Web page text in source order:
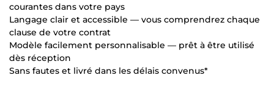
courantes dans votre pays
Langage clair et accessible — vous comprendrez chaque
clause de votre contrat
Modèle facilement personnalisable — prêt à être utilisé
dès réception
Sans fautes et livré dans les délais convenus*